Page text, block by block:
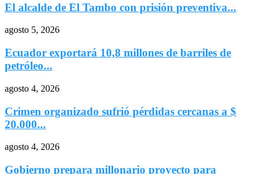
El alcalde de El Tambo con prisión preventiva...
agosto 5, 2026
Ecuador exportará 10,8 millones de barriles de
petróleo...
agosto 4, 2026
Crimen organizado sufrió pérdidas cercanas a $
20.000...
agosto 4, 2026
Gobierno prepara millonario proyecto para